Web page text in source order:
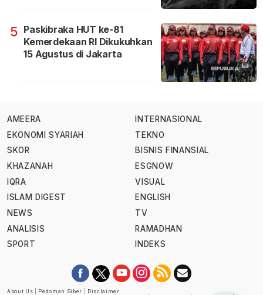
5 Paskibraka HUT ke-81
Kemerdekaan RI Dikukuhkan
15 Agustus di Jakarta
AMEERA
EKONOMI SYARIAH
SKOR
KHAZANAH
IQRA
ISLAM DIGEST
NEWS
ANALISIS
SPORT
INTERNASIONAL
TEKNO
BISNIS FINANSIAL
ESGNOW
VISUAL
ENGLISH
TV
RAMADHAN
INDEKS
About Us Pedoman Siber Disclaimer